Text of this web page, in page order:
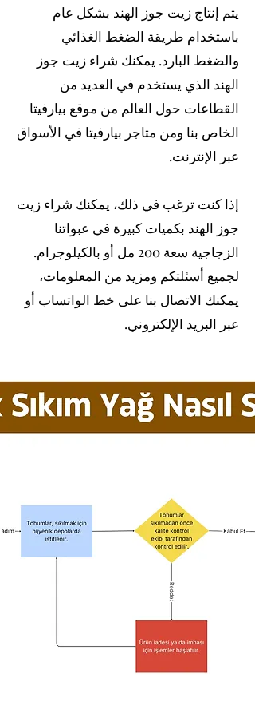
يتم إنتاج زيت جوز الهند بشكل عام
باستخدام طريقة الضغط الغذائي
والضغط البارد. يمكنك شراء زيت جوز
الهند الذي يستخدم في العديد من
القطاعات حول العالم من موقع بيارفيتا
الخاص بنا ومن متاجر بيارفيتا في الأسواق
عبر الإنترنت.
إذا كنت ترغب في ذلك، يمكنك شراء زيت
جوز الهند بكميات كبيرة في عبواتنا
الزجاجية سعة 200 مل أو بالكيلوجرام.
لجميع أسئلتكم ومزيد من المعلومات،
يمكنك الاتصال بنا على خط الواتساب أو
عبر البريد الإلكتروني.